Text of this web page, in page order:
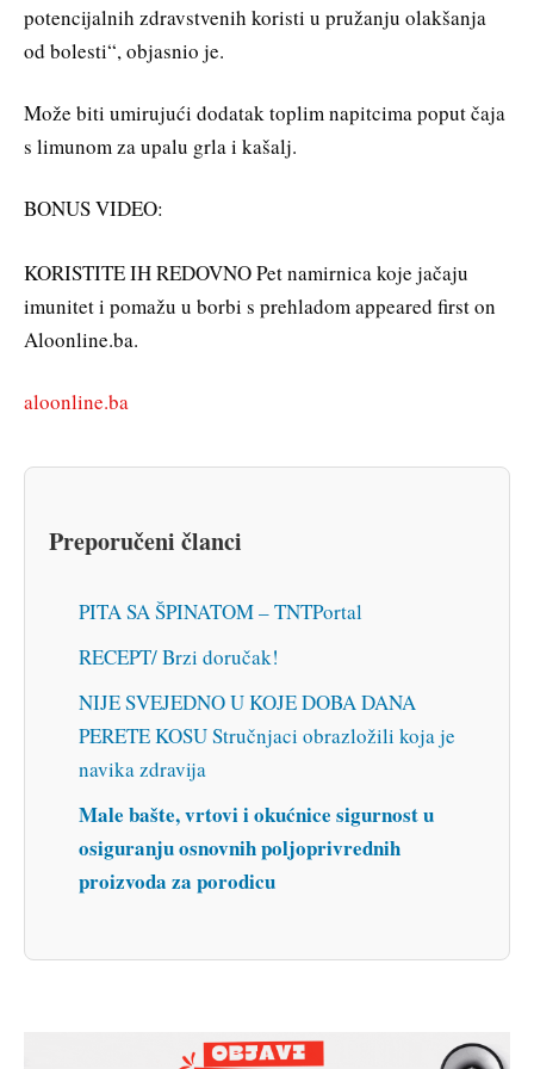
potencijalnih zdravstvenih koristi u pružanju olakšanja
od bolesti“, objasnio je.
Može biti umirujući dodatak toplim napitcima poput čaja
s limunom za upalu grla i kašalj.
BONUS VIDEO:
KORISTITE IH REDOVNO Pet namirnica koje jačaju
imunitet i pomažu u borbi s prehladom appeared first on
Aloonline.ba.
aloonline.ba
Preporučeni članci
PITA SA ŠPINATOM – TNTPortal
RECEPT/ Brzi doručak!
NIJE SVEJEDNO U KOJE DOBA DANA
PERETE KOSU Stručnjaci obrazložili koja je
navika zdravija
Male bašte, vrtovi i okućnice sigurnost u
osiguranju osnovnih poljoprivrednih
proizvoda za porodicu